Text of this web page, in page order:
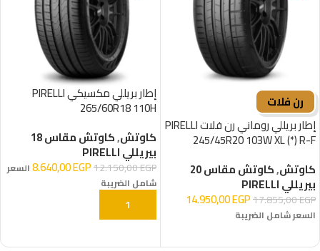
رن فلات
إطار بريللي روماني رن فلات PIRELLI
245/45R20 103W XL (*) R-F
كاوتش,كاوتش مقاس 20
بيريللي PIRELLI
17.855,00EGP
14.950,00EGP
السعر شامل الضريبة
إطار بريللي مكسيكي PIRELLI
265/60R18 110H
كاوتش,كاوتش مقاس 18
بيريللي PIRELLI
12.150,00EGP
8.640,00EGP
السعر
شامل الضريبة
إضافة إلى السلة